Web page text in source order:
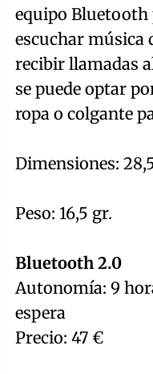
equipo Bluetooth
escuchar música
recibir llamadas
se puede optar
ropa o colgante
Dimensiones:
Peso: 16,5 gr.
Bluetooth 2.0
Autonomía: 9
espera
Precio: 47 €